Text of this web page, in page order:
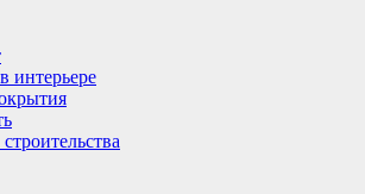
интерьере